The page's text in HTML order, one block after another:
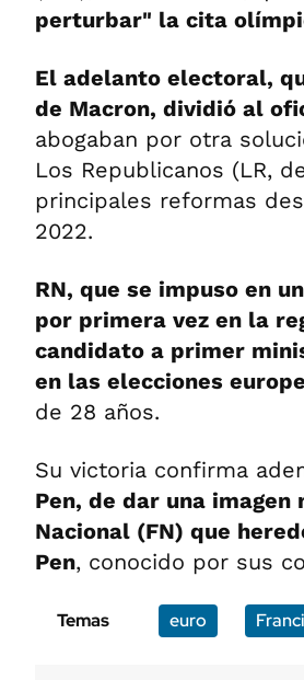
perturbar" la cita
El adelanto electoral,
de Macron, dividió al
abogaban por otra
Los Republicanos (LR,
principales reformas
2022.
RN, que se impuso en
por primera vez en la
candidato a primer
en las elecciones
de 28 años.
Su victoria confirma
Pen, de dar una
Nacional (FN) que
Pen, conocido por sus
Temas euro